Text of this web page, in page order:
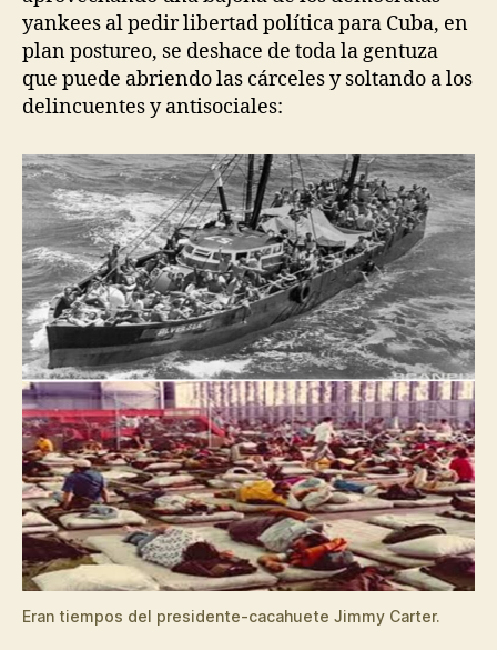
yankees al pedir libertad política para Cuba, en
plan postureo, se deshace de toda la gentuza
que puede abriendo las cárceles y soltando a los
delincuentes y antisociales:
Eran tiempos del presidente-cacahuete Jimmy Carter.